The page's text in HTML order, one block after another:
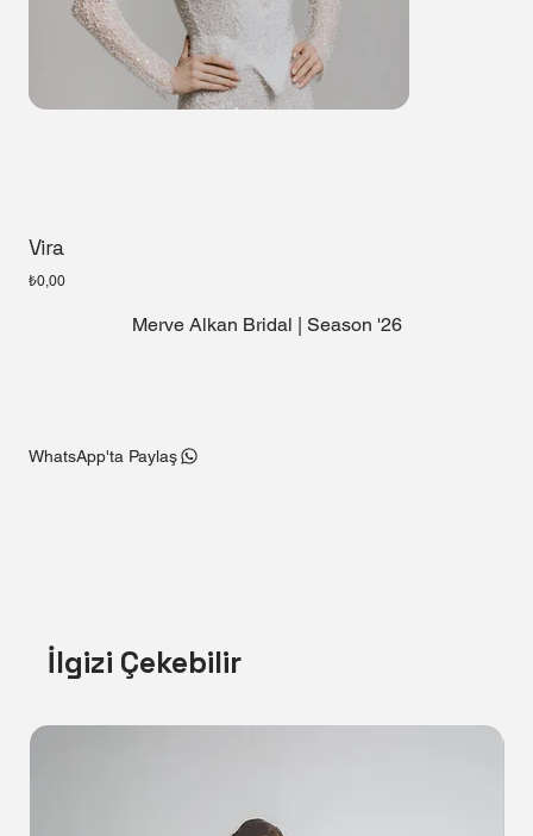
Vira
Fiyat
₺0,00
Merve Alkan Bridal | Season '26
WhatsApp'ta Paylaş
İlgizi Çekebilir